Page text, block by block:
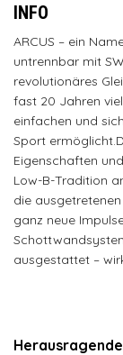
INFO
ARCUS – ein
untrennbar mit
revolutionäres
fast 20 Jahren
einfachen und
Sport
Eigenschaften
Low-B-Tradition
die
ganz neue
ausgestattet –